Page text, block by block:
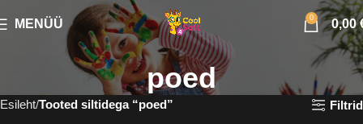
MENÜÜ 0 0,00
poed
Esileht Tooted siltidega “poed” Filtrid